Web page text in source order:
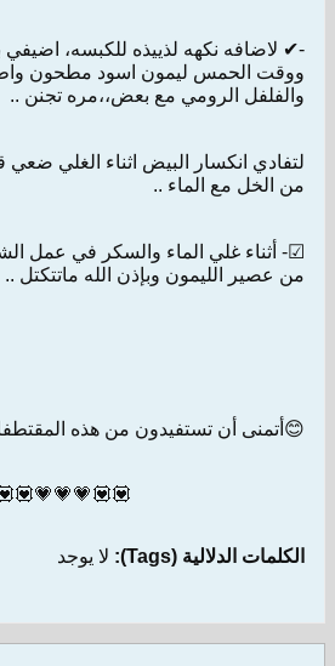
-✔ لاضافه نكهه لذييذه للكبسه، اضيفي
ووقت الحمس ليمون اسود مطحون
والفلفل الرومي مع بعض،،مره تجنن ..
لتفادي انكسار البيض اثناء الغلي
من الخل مع الماء ..
☑- أثناء غلي الماء والسكر في عمل
من عصير الليمون وبإذن الله ماتتكتل ..
😊أتمنى أن تستفيدون من هذه
الكلمات الدلالية (Tags): لا يوجد